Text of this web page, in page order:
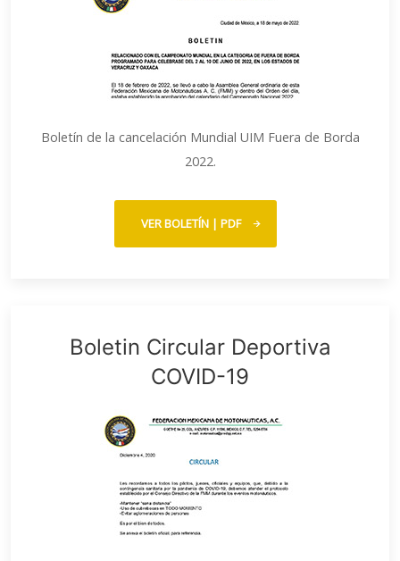
Boletín de la cancelación Mundial UIM Fuera de Borda
2022.
VER BOLETÍN | PDF
Boletin Circular Deportiva
COVID-19